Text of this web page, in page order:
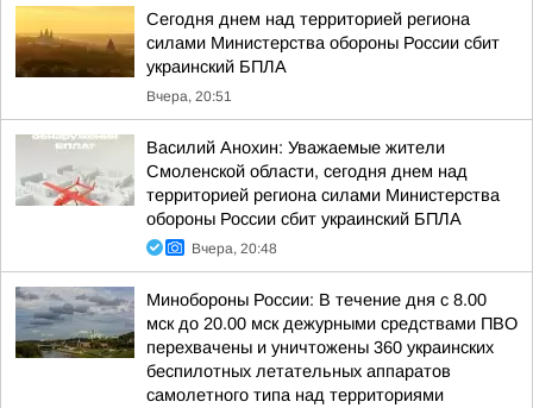
Сегодня днем над территорией региона
силами Министерства обороны России сбит
украинский БПЛА
Вчера, 20:51
Василий Анохин: Уважаемые жители
Смоленской области, сегодня днем над
территорией региона силами Министерства
обороны России сбит украинский БПЛА
Вчера, 20:48
Минобороны России: В течение дня с 8.00
мск до 20.00 мск дежурными средствами ПВО
перехвачены и уничтожены 360 украинских
беспилотных летательных аппаратов
самолетного типа над территориями